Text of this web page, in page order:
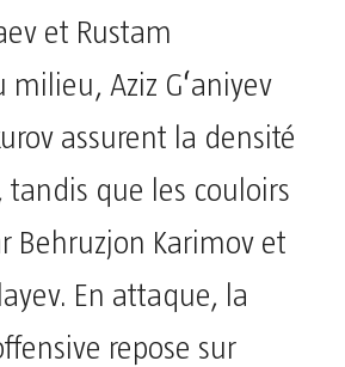
et Rustam
milieu, Aziz Gʻaniyev
assurent la densité
tandis que les couloirs
Behruzjon Karimov et
En attaque, la
repose sur